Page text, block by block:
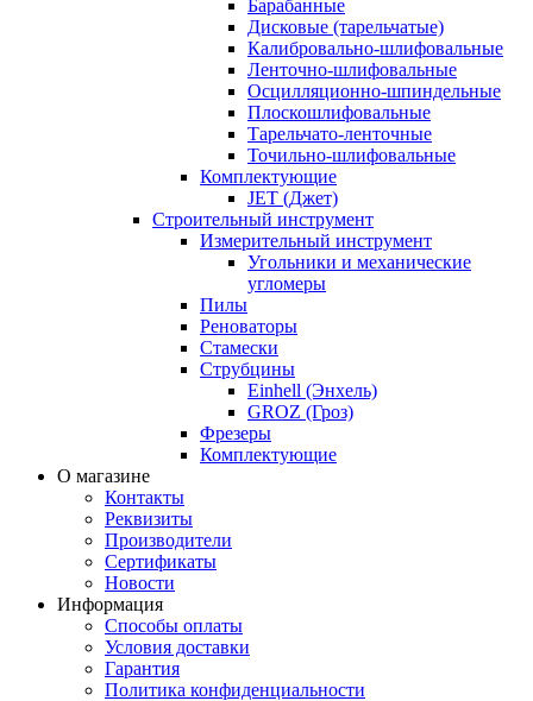
Барабанные
Дисковые (тарельчатые)
Калибровально-шлифовальные
Ленточно-шлифовальные
Осцилляционно-шпиндельные
Плоскошлифовальные
Тарельчато-ленточные
Точильно-шлифовальные
Комплектующие
JET (Джет)
Строительный инструмент
Измерительный инструмент
Угольники и механические
угломеры
Пилы
Реноваторы
Стамески
Струбцины
Einhell (Энхель)
GROZ (Гроз)
Фрезеры
Комплектующие
О магазине
Контакты
Реквизиты
Производители
Сертификаты
Новости
Информация
Способы оплаты
Условия доставки
Гарантия
Политика конфиденциальности